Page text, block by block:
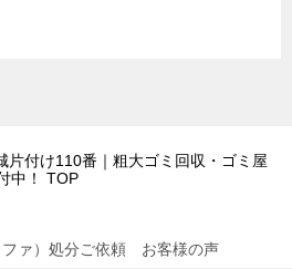
片付け110番｜粗大ゴミ回収・ゴミ屋
中！
TOP
ファ）処分ご依頼 お客様の声